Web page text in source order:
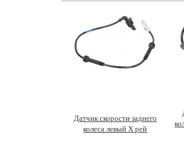
Датчик скорости заднего
колеса левый Х рей